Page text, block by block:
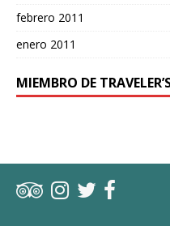
febrero 2011
enero 2011
MIEMBRO DE